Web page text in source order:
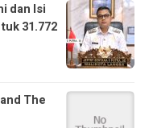
dan Isi
31.772
The